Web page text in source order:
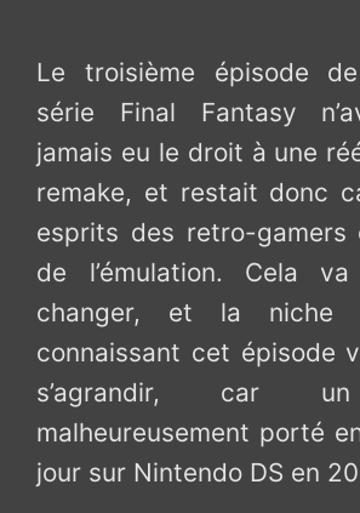
Le troisième épisode
série Final Fantasy
jamais eu le droit à une
remake, et restait donc
esprits des retro-gamers
de l’émulation. Cela va
changer, et la niche
connaissant cet épisode
s’agrandir, car
malheureusement porté
jour sur Nintendo DS en